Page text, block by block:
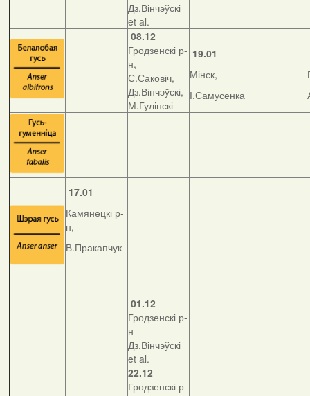
Дз.Вінчэўскі
et al.
08.12
Гродзенскі р-
н,
С.Саковіч,
Дз.Вінчэўскі,
М.Гулінскі
19.01
Мінск,
І.Самусенка
17.01
Камянецкі р-
н,
В.Пракапчук
01.12
Гродзенскі р-
н
Дз.Вінчэўскі
et al.
22.12
Гродзенскі р-